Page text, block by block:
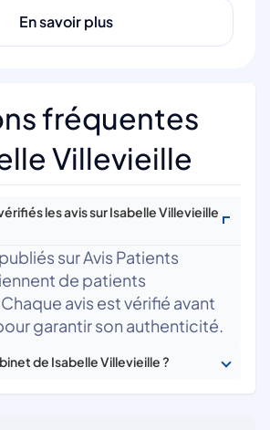
En savoir plus
fréquentes
Villevieille
les avis sur Isabelle Villevieille
sur Avis Patients
de patients
avis est vérifié avant
garantir son authenticité.
de Isabelle Villevieille ?